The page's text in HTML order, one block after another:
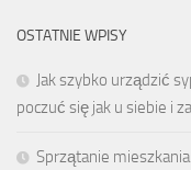
OSTATNIE WPISY
Jak szybko urządzić
poczuć się jak u siebie i
Sprzątanie